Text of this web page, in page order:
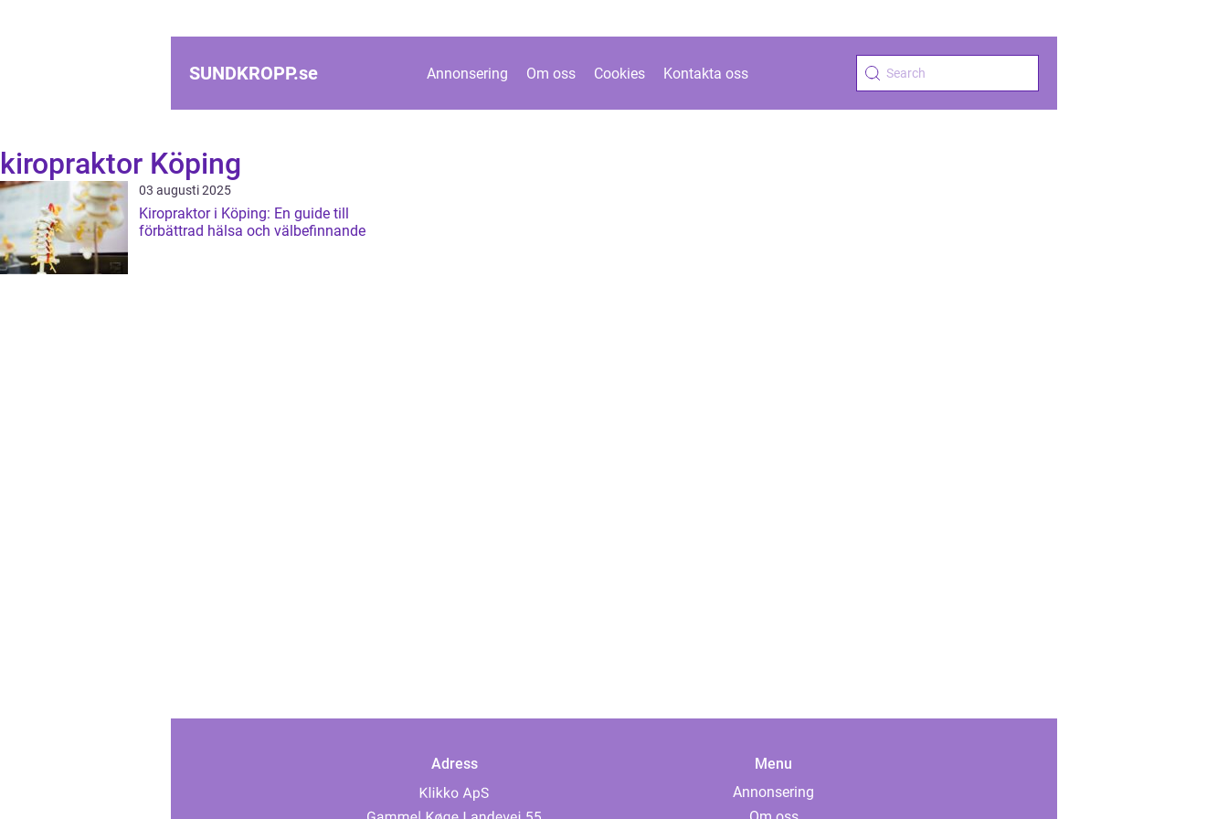
SUNDKROPP.se Annonsering Om oss Cookies Kontakta oss
kiropraktor Köping
03 augusti 2025
Kiropraktor i Köping: En guide till
förbättrad hälsa och välbefinnande
Adress
Menu
Annonsering